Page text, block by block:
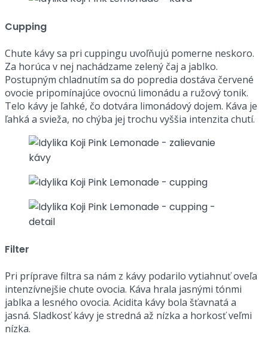
Cupping
Chute kávy sa pri cuppingu uvoľňujú pomerne neskoro.
Za horúca v nej nachádzame zelený čaj a jablko.
Postupným chladnutím sa do popredia dostáva červené
ovocie pripomínajúce ovocnú limonádu a ružový tonik.
Telo kávy je ľahké, čo dotvára limonádový dojem. Káva je
ľahká a svieža, no chýba jej trochu vyššia intenzita chutí.
Filter
Pri príprave filtra sa nám z kávy podarilo vytiahnuť oveľa
intenzívnejšie chute ovocia. Káva hrala jasnými tónmi
jablka a lesného ovocia. Acidita kávy bola šťavnatá a
jasná. Sladkosť kávy je stredná až nízka a horkosť veľmi
nízka.